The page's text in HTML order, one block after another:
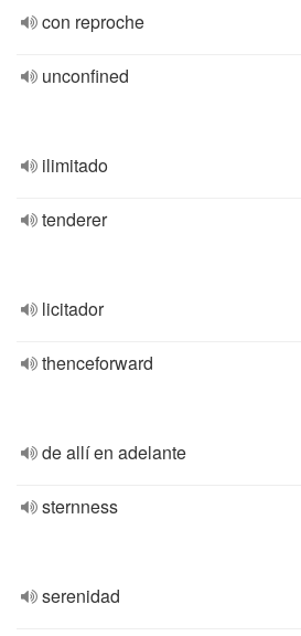
con reproche
unconfined
ilimitado
tenderer
licitador
thenceforward
de allí en adelante
sternness
serenidad